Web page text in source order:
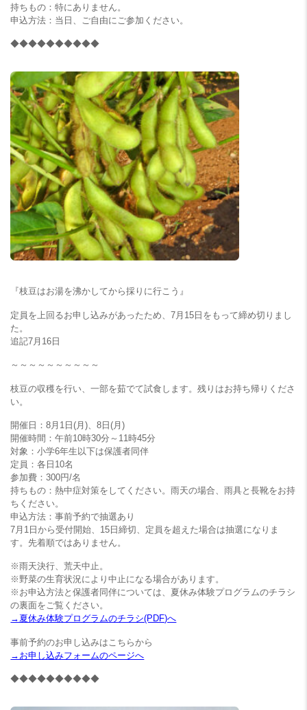
持ちもの：特にありません。
申込方法：当日、ご自由にご参加ください。
◆◆◆◆◆◆◆◆◆◆
『枝豆はお湯を沸かしてから採りに行こう』
定員を上回るお申し込みがあったため、7月15日をもって締め切りまし
た。
追記7月16日
～～～～～～～～～～
枝豆の収穫を行い、一部を茹でて試食します。残りはお持ち帰りくださ
い。
開催日：8月1日(月)、8日(月)
開催時間：午前10時30分～11時45分
対象：小学6年生以下は保護者同伴
定員：各日10名
参加費：300円/名
持ちもの：熱中症対策をしてください。雨天の場合、雨具と長靴をお持
ちください。
申込方法：事前予約で抽選あり
7月1日から受付開始、15日締切、定員を超えた場合は抽選になりま
す。先着順ではありません。
※雨天決行、荒天中止。
※野菜の生育状況により中止になる場合があります。
※お申込方法と保護者同伴については、夏休み体験プログラムのチラシ
の裏面をご覧ください。
→夏休み体験プログラムのチラシ(PDF)へ
事前予約のお申し込みはこちらから
→お申し込みフォームのページへ
◆◆◆◆◆◆◆◆◆◆